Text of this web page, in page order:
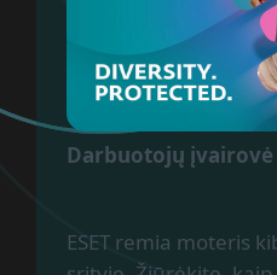
Darbuotojų įvairovė
ESET remia moteris